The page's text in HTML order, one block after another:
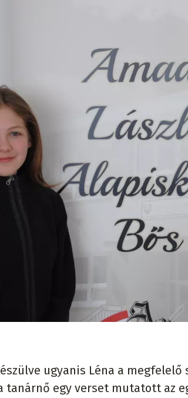
ugyanis Léna a
tanárnő egy verset mutatott az